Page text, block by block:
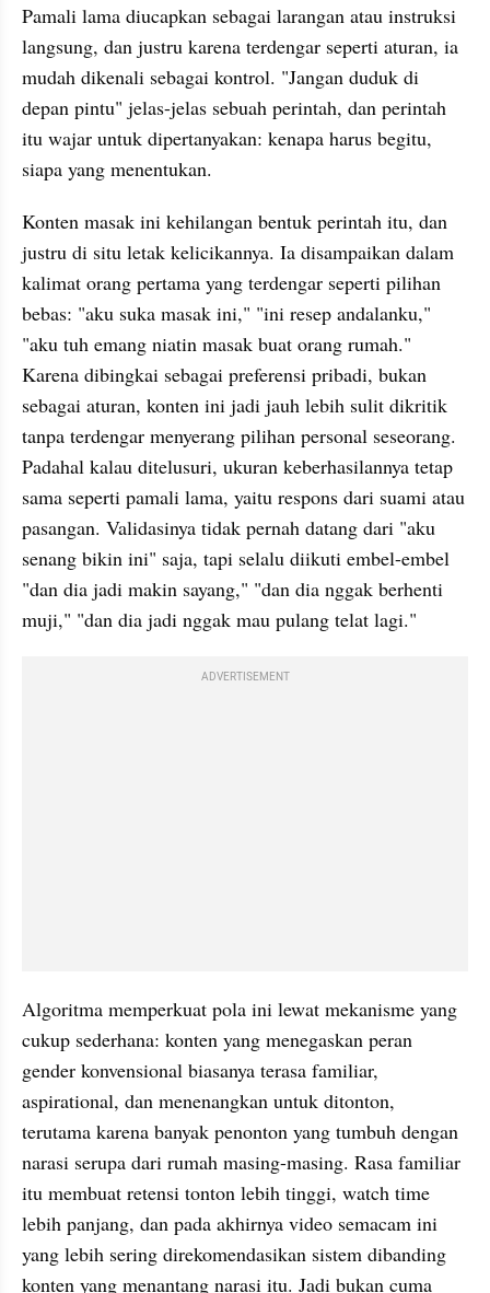
Pamali lama diucapkan sebagai larangan atau instruksi
langsung, dan justru karena terdengar seperti aturan, ia
mudah dikenali sebagai kontrol. "Jangan duduk di
depan pintu" jelas-jelas sebuah perintah, dan perintah
itu wajar untuk dipertanyakan: kenapa harus begitu,
siapa yang menentukan.
Konten masak ini kehilangan bentuk perintah itu, dan
justru di situ letak kelicikannya. Ia disampaikan dalam
kalimat orang pertama yang terdengar seperti pilihan
bebas: "aku suka masak ini," "ini resep andalanku,"
"aku tuh emang niatin masak buat orang rumah."
Karena dibingkai sebagai preferensi pribadi, bukan
sebagai aturan, konten ini jadi jauh lebih sulit dikritik
tanpa terdengar menyerang pilihan personal seseorang.
Padahal kalau ditelusuri, ukuran keberhasilannya tetap
sama seperti pamali lama, yaitu respons dari suami atau
pasangan. Validasinya tidak pernah datang dari "aku
senang bikin ini" saja, tapi selalu diikuti embel-embel
"dan dia jadi makin sayang," "dan dia nggak berhenti
muji," "dan dia jadi nggak mau pulang telat lagi."
ADVERTISEMENT
Algoritma memperkuat pola ini lewat mekanisme yang
cukup sederhana: konten yang menegaskan peran
gender konvensional biasanya terasa familiar,
aspirational, dan menenangkan untuk ditonton,
terutama karena banyak penonton yang tumbuh dengan
narasi serupa dari rumah masing-masing. Rasa familiar
itu membuat retensi tonton lebih tinggi, watch time
lebih panjang, dan pada akhirnya video semacam ini
yang lebih sering direkomendasikan sistem dibanding
konten yang menantang narasi itu. Jadi bukan cuma